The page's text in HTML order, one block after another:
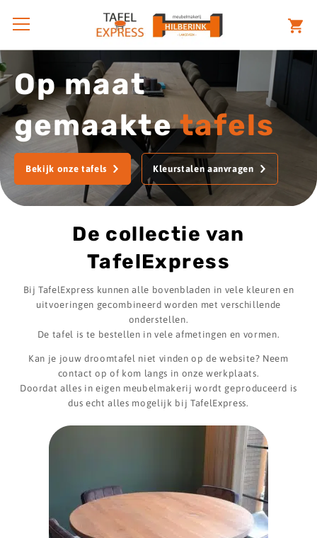
Op maat
gemaaktetafels
Bekijk onze tafels Kleurstalen aanvragen
De collectie van
TafelExpress
Bij TafelExpress kunnen alle bovenbladen in vele kleuren en
uitvoeringen gecombineerd worden met verschillende
onderstellen.
De tafel is te bestellen in vele afmetingen en vormen.
Kan je jouw droomtafel niet vinden op de website? Neem
contact op of kom langs in onze werkplaats.
Doordat alles in eigen meubelmakerij wordt geproduceerd is
dus echt alles mogelijk bij TafelExpress.